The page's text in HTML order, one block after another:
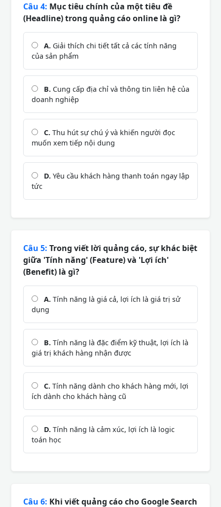
Câu 4: Mục tiêu chính của một tiêu đề
(Headline) trong quảng cáo online là gì?
A. Giải thích chi tiết tất cả các tính năng
của sản phẩm
B. Cung cấp địa chỉ và thông tin liên hệ của
doanh nghiệp
C. Thu hút sự chú ý và khiến người đọc
muốn xem tiếp nội dung
D. Yêu cầu khách hàng thanh toán ngay lập
tức
Câu 5: Trong viết lời quảng cáo, sự khác biệt
giữa 'Tính năng' (Feature) và 'Lợi ích'
(Benefit) là gì?
A. Tính năng là giá cả, lợi ích là giá trị sử
dụng
B. Tính năng là đặc điểm kỹ thuật, lợi ích là
giá trị khách hàng nhận được
C. Tính năng dành cho khách hàng mới, lợi
ích dành cho khách hàng cũ
D. Tính năng là cảm xúc, lợi ích là logic
toán học
Câu 6: Khi viết quảng cáo cho Google Search